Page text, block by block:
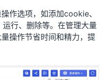
作选项，如添加cookie、
行、删除等。在管理大量
操作节省时间和精力，提